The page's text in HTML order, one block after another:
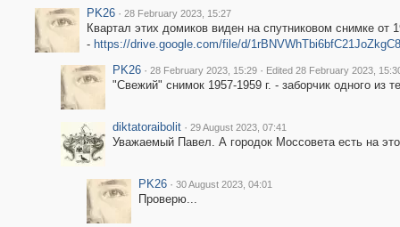
PK26 · 28 February 2023, 15:27
Квартал этих домиков виден на спутниковом снимке от
- https://drive.google.com/file/d/
PK26 · 28 February 2023, 15:29 · Edited 28 February 2023,
"Свежий" снимок 1957-1959 г. - заборчик одного из
diktatoraibolit · 29 August 2023, 07:41
Уважаемый Павел. А городок Моссовета есть на
PK26 · 30 August 2023, 04:01
Проверю...